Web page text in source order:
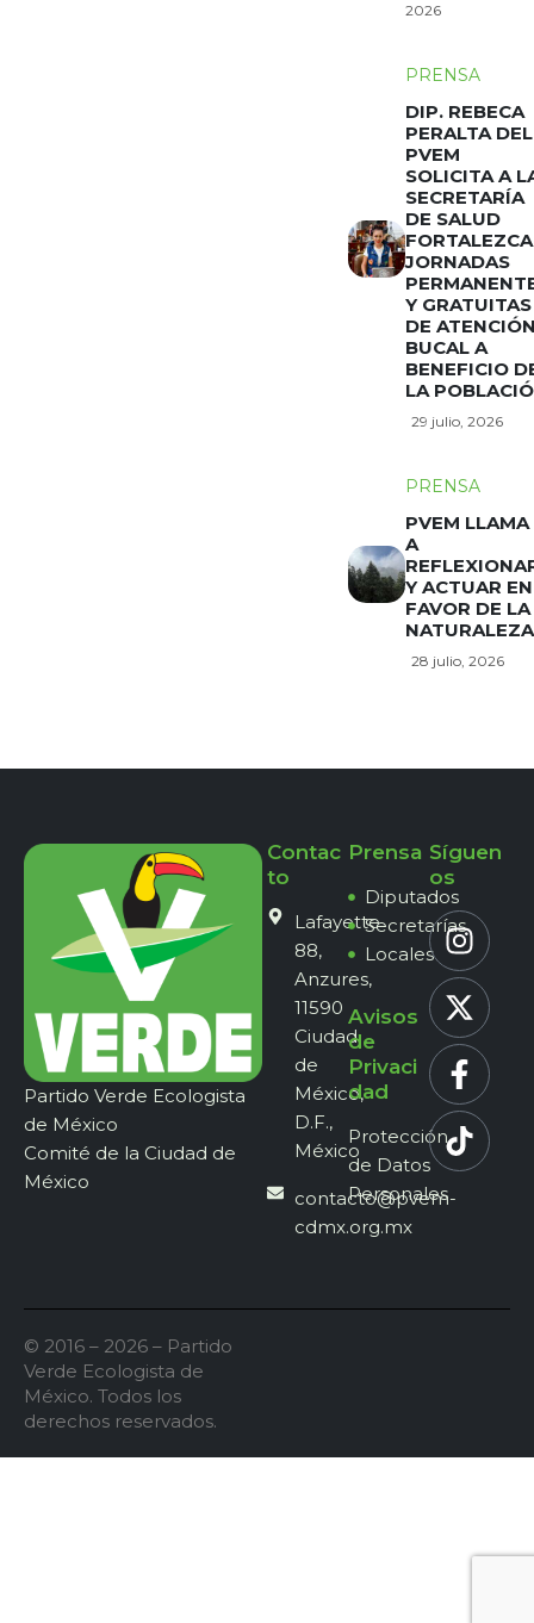
2026
PRENSA
DIP. REBECA
PERALTA DEL
PVEM
SOLICITA A
SECRETARÍA
DE SALUD
FORTALEZCA
JORNADAS
Y GRATUITAS
DE
BUCAL A
BENEFICIO
LA
29 julio, 2026
PRENSA
PVEM LLAMA
A
Y ACTUAR EN
FAVOR DE LA
NATURALEZA
28 julio, 2026
Partido Verde Ecologista
de México
Comité de la Ciudad de
México
Contac
to
Lafayette
88,
Anzures,
11590
Ciudad
de
México,
D.F.,
México
contacto@pvem-
cdmx.org.mx
Prensa
Diputados
Secretarías
Locales
Avisos
de
Privaci
dad
Protección
de Datos
Personales
Síguen
os
© 2016 – 2026 – Partido
Verde Ecologista de
México. Todos los
derechos reservados.